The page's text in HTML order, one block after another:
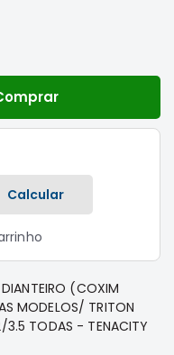
Calcular
DIANTEIRO (COXIM
MODELOS/ TRITON
TODAS - TENACITY